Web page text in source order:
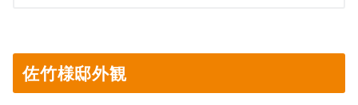
佐竹様邸外観